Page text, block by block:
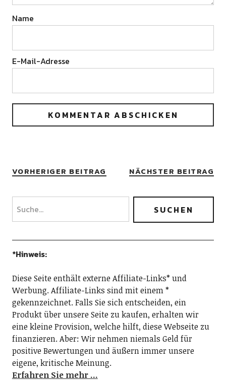
Name
E-Mail-Adresse
VORHERIGER BEITRAG NÄCHSTER BEITRAG
*Hinweis:
Diese Seite enthält externe Affiliate-Links* und
Werbung. Affiliate-Links sind mit einem *
gekennzeichnet. Falls Sie sich entscheiden, ein
Produkt über unsere Seite zu kaufen, erhalten wir
eine kleine Provision, welche hilft, diese Webseite zu
finanzieren. Aber: Wir nehmen niemals Geld für
positive Bewertungen und äußern immer unsere
eigene, kritische Meinung.
Erfahren Sie mehr …